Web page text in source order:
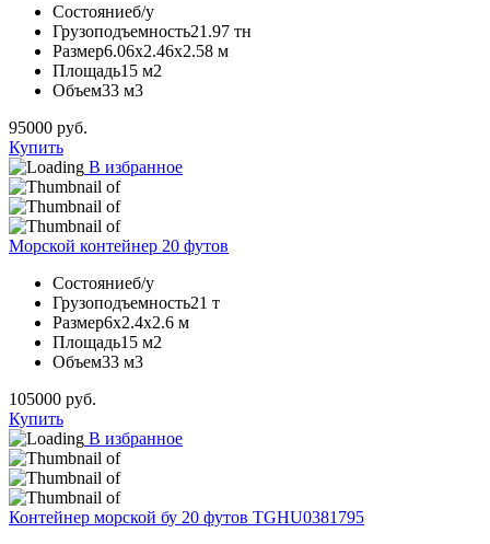
Состояниеб/у
Грузоподъемность21.97 тн
Размер6.06х2.46х2.58 м
Площадь15 м2
Объем33 м3
95000 руб.
Купить
В избранное
Морской контейнер 20 футов
Состояниеб/у
Грузоподъемность21 т
Размер6х2.4х2.6 м
Площадь15 м2
Объем33 м3
105000 руб.
Купить
В избранное
Контейнер морской бу 20 футов TGHU0381795